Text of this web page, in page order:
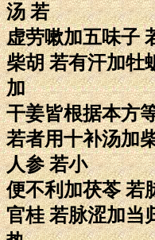
汤 若
虚劳嗽加五味子
柴胡 若有汗加牡
加
干姜皆根据本方
若者用十补汤加
人参 若小
便不利加茯苓 若
官桂 若脉涩加当